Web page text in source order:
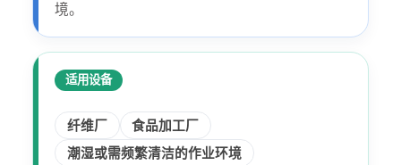
境。
适用设备
纤维厂
食品加工厂
潮湿或需频繁清洁的作业环境